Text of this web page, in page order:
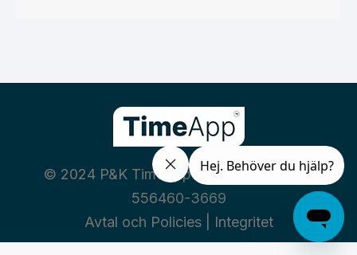
© 2024 P&K TimeApp AB | Org nummer:
556460-3669
Avtal och Policies| Integritet